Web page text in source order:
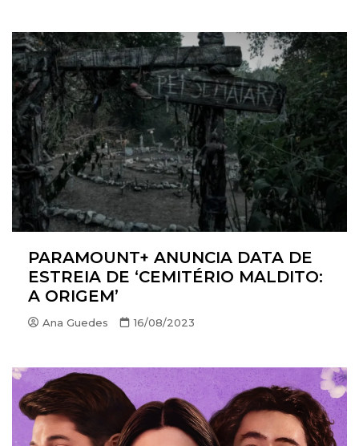
PARAMOUNT+ ANUNCIA DATA DE
ESTREIA DE ‘CEMITÉRIO MALDITO:
A ORIGEM’
Ana Guedes 16/08/2023